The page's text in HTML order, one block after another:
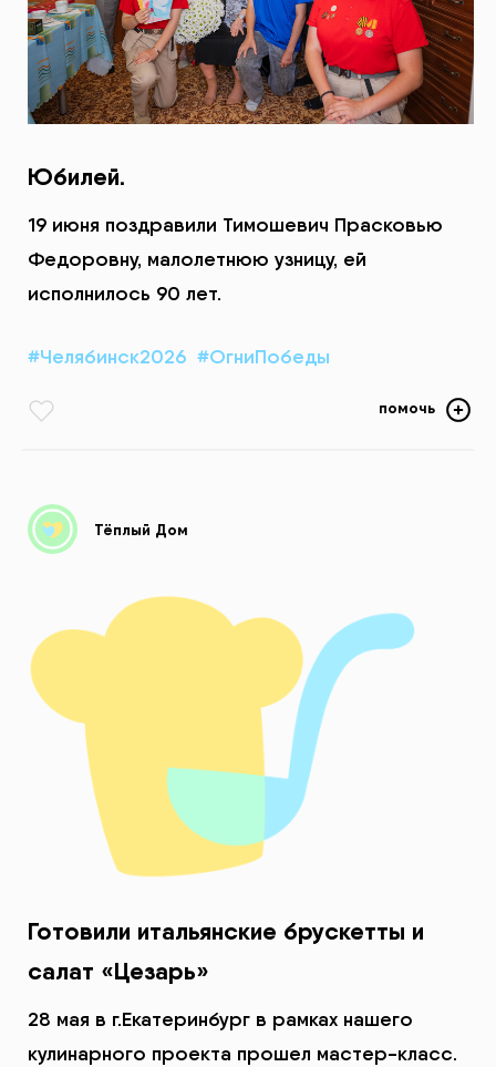
Юбилей.
19 июня поздравили Тимошевич Прасковью
Федоровну, малолетнюю узницу, ей
исполнилось 90 лет.
#Челябинск2026 #ОгниПобеды
помочь
Тёплый Дом
Готовили итальянские брускетты и
салат «Цезарь»
28 мая в г.Екатеринбург в рамках нашего
кулинарного проекта прошел мастер-класс.